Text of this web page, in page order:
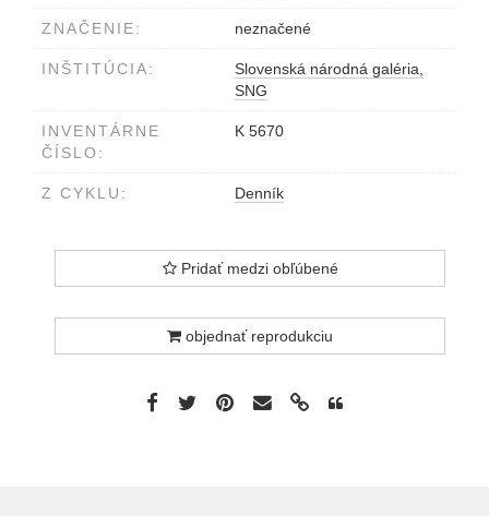
ZNAČENIE: neznačené
INŠTITÚCIA:
Slovenská národná galéria,
SNG
INVENTÁRNE
ČÍSLO:
K 5670
Z CYKLU: Denník
Pridať medzi obľúbené
objednať reprodukciu